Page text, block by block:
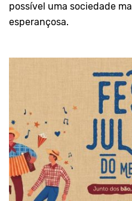
possível uma sociedade
esperançosa.